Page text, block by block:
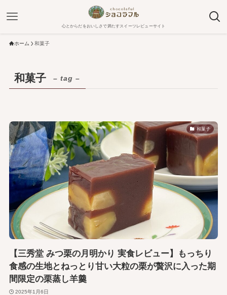
心とからだをおいしさで満たすスイーツレビューサイト
ホーム 和菓子
和菓子 – tag –
和菓子
【三秀堂 みつ栗の月明かり 実食レビュー】もっちり
食感の生地とねっとり甘い大粒の栗が贅沢に入った期
間限定の栗蒸し羊羹
2025年1月6日